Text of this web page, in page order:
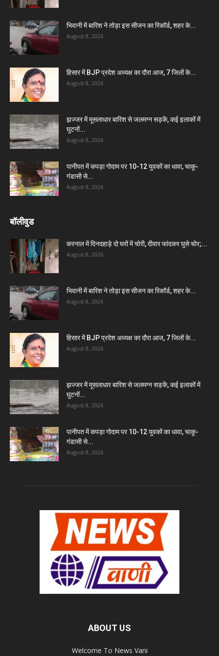
भिवानी में बारिश ने तोड़ा इस सीजन का रिकॉर्ड, शहर के...
August 8, 2026
हिसार में BJP प्रदेश अध्यक्ष का दौरा आज, 7 जिलों के...
August 8, 2026
झज्जर में मूसलाधार बारिश से जलमग्न सड़कें, कई इलाकों में
घुटनों...
August 8, 2026
पानीपत में कपड़ा गोदाम पर 10-12 युवकों का धावा, चाकू-
गंडासी से...
August 8, 2026
बॉलीवुड
करनाल में दिनदहाड़े दो घरों में चोरी, दीवार फांदकर घुसे चोर;...
August 8, 2026
भिवानी में बारिश ने तोड़ा इस सीजन का रिकॉर्ड, शहर के...
August 8, 2026
हिसार में BJP प्रदेश अध्यक्ष का दौरा आज, 7 जिलों के...
August 8, 2026
झज्जर में मूसलाधार बारिश से जलमग्न सड़कें, कई इलाकों में
घुटनों...
August 8, 2026
पानीपत में कपड़ा गोदाम पर 10-12 युवकों का धावा, चाकू-
गंडासी से...
August 8, 2026
ABOUT US
Welcome To News Vani